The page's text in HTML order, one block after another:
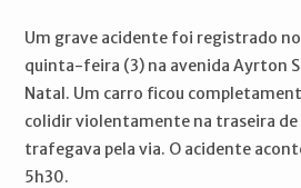
Um grave acidente foi registrado
quinta-feira (3) na avenida Ayrton
Natal. Um carro ficou
colidir violentamente na traseira de
trafegava pela via. O acidente
5h30.